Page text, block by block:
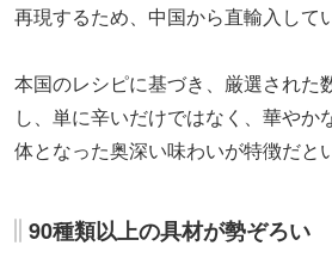
再現するため、中国から直輸入して
本国のレシピに基づき、厳選された
し、単に辛いだけではなく、華やか
体となった奥深い味わいが特徴だと
90種類以上の具材が勢ぞろい